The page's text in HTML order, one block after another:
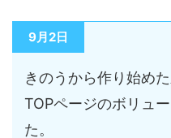
9月2日
きのうから作り始め
TOPページのボリュ
た。